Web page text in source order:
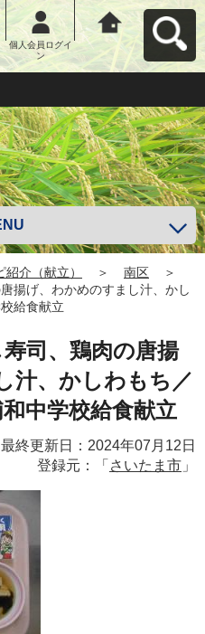
個人会員ログイ
ン
さいたま市 食育
なびへ戻る
紹介（献立） ＞ 南区
＞
揚げ、わかめのすまし汁、かし
給食献立
司、鶏肉の唐揚
汁、かしわもち／
中学校給食献立
終更新日：2024年07月12日
登録元：「 さいたま市 」